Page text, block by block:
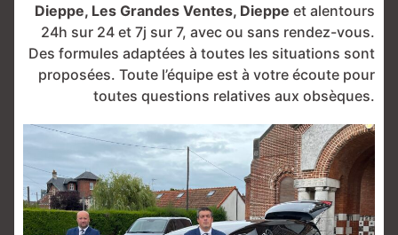
Dieppe, Les Grandes Ventes, Dieppe et alentours
24h sur 24 et 7j sur 7, avec ou sans rendez-vous.
Des formules adaptées à toutes les situations sont
proposées. Toute l’équipe est à votre écoute pour
toutes questions relatives aux obsèques.